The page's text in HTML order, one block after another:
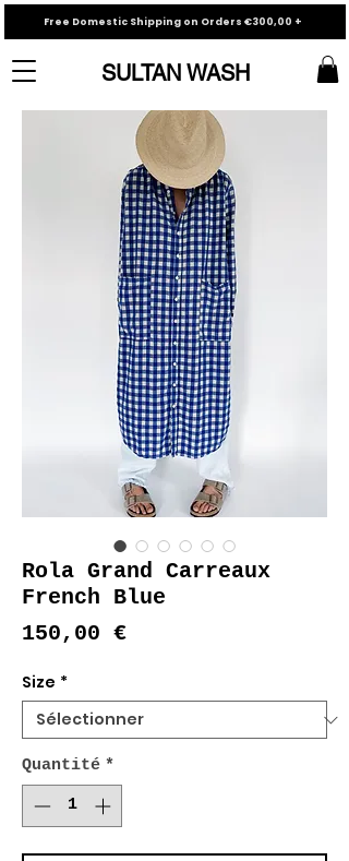
SULTAN WASH
Free Domestic Shipping on Orders €300,00 +
Rola Grand Carreaux
French Blue
150,00 €Prix
Size *
Quantité *